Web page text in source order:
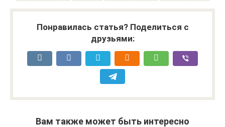
Понравилась статья? Поделиться с
друзьями:
Вам также может быть интересно